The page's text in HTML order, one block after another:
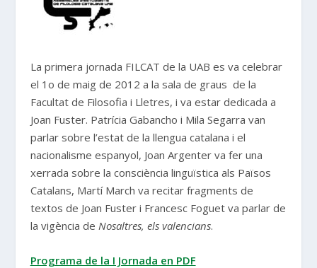
La primera jornada FILCAT de la UAB es va celebrar
el 1o de maig de 2012 a la sala de graus de la
Facultat de Filosofia i Lletres, i va estar dedicada a
Joan Fuster. Patrícia Gabancho i Mila Segarra van
parlar sobre l’estat de la llengua catalana i el
nacionalisme espanyol, Joan Argenter va fer una
xerrada sobre la consciència linguïstica als Països
Catalans, Martí March va recitar fragments de
textos de Joan Fuster i Francesc Foguet va parlar de
la vigència de Nosaltres, els valencians.
Programa de la I Jornada en PDF